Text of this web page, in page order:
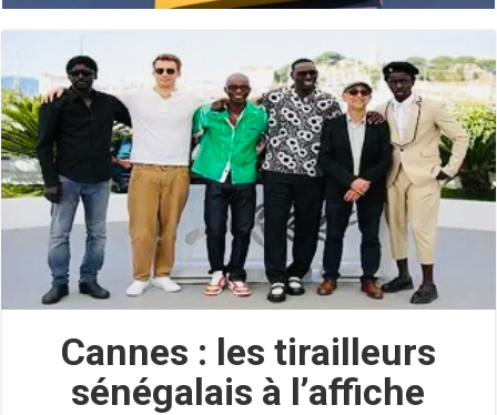
Cannes : les tirailleurs
sénégalais à l’affiche